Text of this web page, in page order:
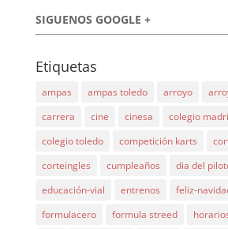
SIGUENOS GOOGLE +
Etiquetas
ampas ampas toledo arroyo
carrera
cine cinesa colegio
colegio toledo
competición karts
corteingles
cumpleaños dia del
educación-vial
entrenos feliz-
formulacero
formula streed